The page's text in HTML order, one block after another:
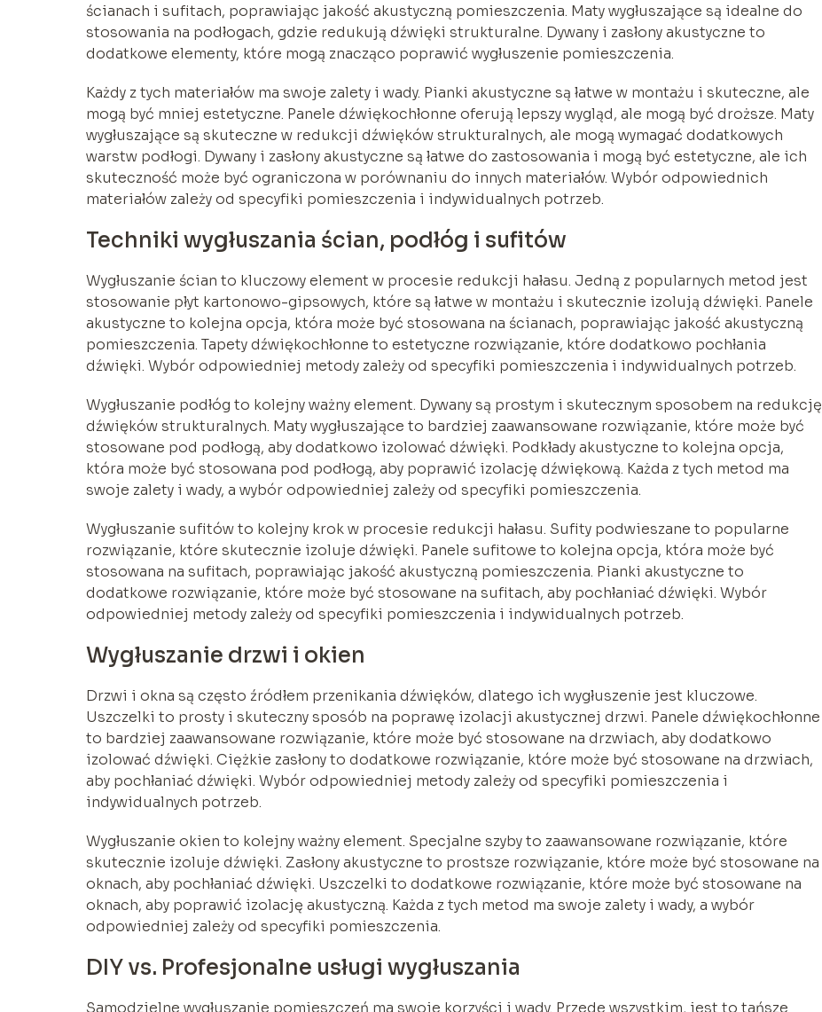
ścianach i sufitach, poprawiając jakość akustyczną pomieszczenia. Maty wygłuszające są idealne do
stosowania na podłogach, gdzie redukują dźwięki strukturalne. Dywany i zasłony akustyczne to
dodatkowe elementy, które mogą znacząco poprawić wygłuszenie pomieszczenia.
Każdy z tych materiałów ma swoje zalety i wady. Pianki akustyczne są łatwe w montażu i skuteczne, ale
mogą być mniej estetyczne. Panele dźwiękochłonne oferują lepszy wygląd, ale mogą być droższe. Maty
wygłuszające są skuteczne w redukcji dźwięków strukturalnych, ale mogą wymagać dodatkowych
warstw podłogi. Dywany i zasłony akustyczne są łatwe do zastosowania i mogą być estetyczne, ale ich
skuteczność może być ograniczona w porównaniu do innych materiałów. Wybór odpowiednich
materiałów zależy od specyfiki pomieszczenia i indywidualnych potrzeb.
Techniki wygłuszania ścian, podłóg i sufitów
Wygłuszanie ścian to kluczowy element w procesie redukcji hałasu. Jedną z popularnych metod jest
stosowanie płyt kartonowo-gipsowych, które są łatwe w montażu i skutecznie izolują dźwięki. Panele
akustyczne to kolejna opcja, która może być stosowana na ścianach, poprawiając jakość akustyczną
pomieszczenia. Tapety dźwiękochłonne to estetyczne rozwiązanie, które dodatkowo pochłania
dźwięki. Wybór odpowiedniej metody zależy od specyfiki pomieszczenia i indywidualnych potrzeb.
Wygłuszanie podłóg to kolejny ważny element. Dywany są prostym i skutecznym sposobem na redukcję
dźwięków strukturalnych. Maty wygłuszające to bardziej zaawansowane rozwiązanie, które może być
stosowane pod podłogą, aby dodatkowo izolować dźwięki. Podkłady akustyczne to kolejna opcja,
która może być stosowana pod podłogą, aby poprawić izolację dźwiękową. Każda z tych metod ma
swoje zalety i wady, a wybór odpowiedniej zależy od specyfiki pomieszczenia.
Wygłuszanie sufitów to kolejny krok w procesie redukcji hałasu. Sufity podwieszane to popularne
rozwiązanie, które skutecznie izoluje dźwięki. Panele sufitowe to kolejna opcja, która może być
stosowana na sufitach, poprawiając jakość akustyczną pomieszczenia. Pianki akustyczne to
dodatkowe rozwiązanie, które może być stosowane na sufitach, aby pochłaniać dźwięki. Wybór
odpowiedniej metody zależy od specyfiki pomieszczenia i indywidualnych potrzeb.
Wygłuszanie drzwi i okien
Drzwi i okna są często źródłem przenikania dźwięków, dlatego ich wygłuszenie jest kluczowe.
Uszczelki to prosty i skuteczny sposób na poprawę izolacji akustycznej drzwi. Panele dźwiękochłonne
to bardziej zaawansowane rozwiązanie, które może być stosowane na drzwiach, aby dodatkowo
izolować dźwięki. Ciężkie zasłony to dodatkowe rozwiązanie, które może być stosowane na drzwiach,
aby pochłaniać dźwięki. Wybór odpowiedniej metody zależy od specyfiki pomieszczenia i
indywidualnych potrzeb.
Wygłuszanie okien to kolejny ważny element. Specjalne szyby to zaawansowane rozwiązanie, które
skutecznie izoluje dźwięki. Zasłony akustyczne to prostsze rozwiązanie, które może być stosowane na
oknach, aby pochłaniać dźwięki. Uszczelki to dodatkowe rozwiązanie, które może być stosowane na
oknach, aby poprawić izolację akustyczną. Każda z tych metod ma swoje zalety i wady, a wybór
odpowiedniej zależy od specyfiki pomieszczenia.
DIY vs. Profesjonalne usługi wygłuszania
Samodzielne wygłuszanie pomieszczeń ma swoje korzyści i wady. Przede wszystkim, jest to tańsze